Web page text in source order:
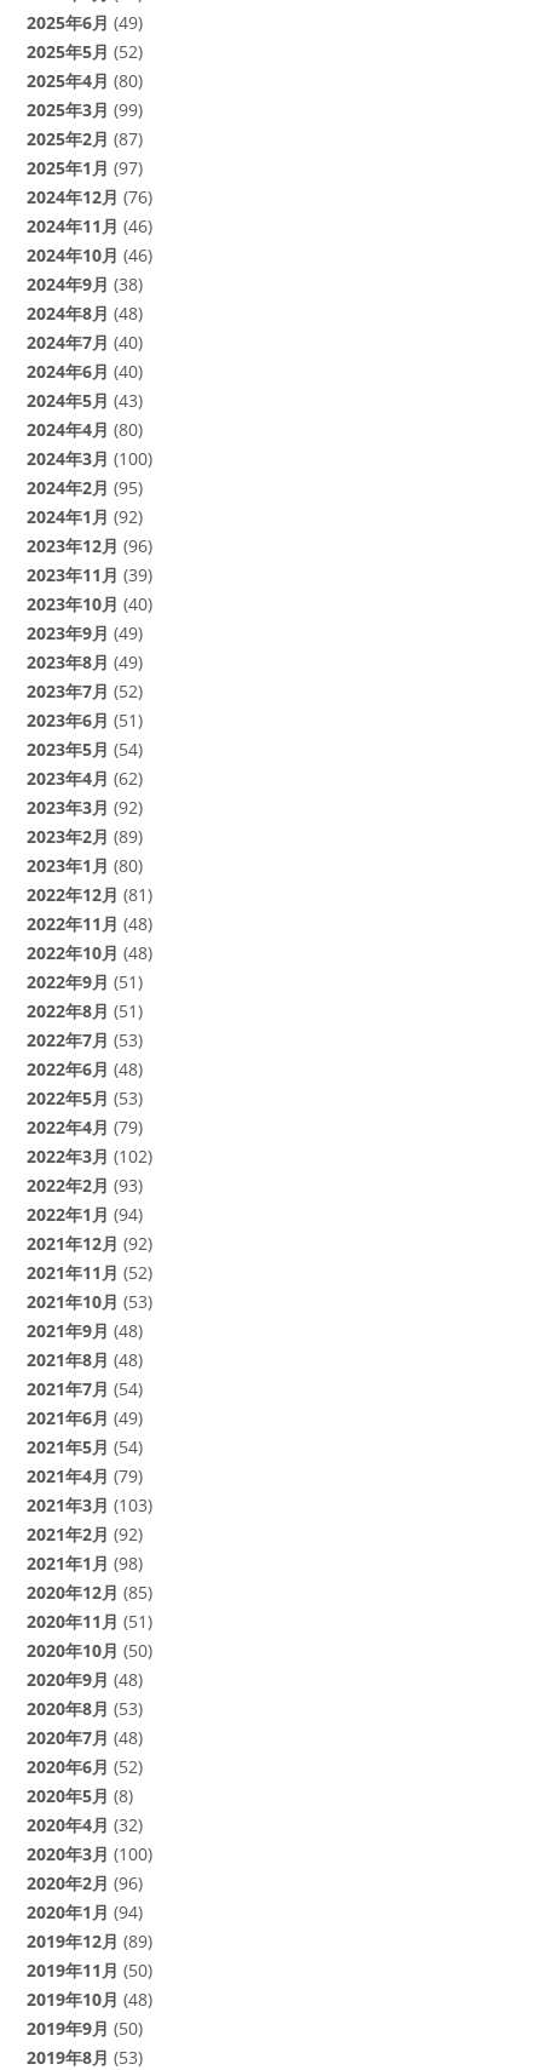
2025年6月 (49)
2025年5月 (52)
2025年4月 (80)
2025年3月 (99)
2025年2月 (87)
2025年1月 (97)
2024年12月 (76)
2024年11月 (46)
2024年10月 (46)
2024年9月 (38)
2024年8月 (48)
2024年7月 (40)
2024年6月 (40)
2024年5月 (43)
2024年4月 (80)
2024年3月 (100)
2024年2月 (95)
2024年1月 (92)
2023年12月 (96)
2023年11月 (39)
2023年10月 (40)
2023年9月 (49)
2023年8月 (49)
2023年7月 (52)
2023年6月 (51)
2023年5月 (54)
2023年4月 (62)
2023年3月 (92)
2023年2月 (89)
2023年1月 (80)
2022年12月 (81)
2022年11月 (48)
2022年10月 (48)
2022年9月 (51)
2022年8月 (51)
2022年7月 (53)
2022年6月 (48)
2022年5月 (53)
2022年4月 (79)
2022年3月 (102)
2022年2月 (93)
2022年1月 (94)
2021年12月 (92)
2021年11月 (52)
2021年10月 (53)
2021年9月 (48)
2021年8月 (48)
2021年7月 (54)
2021年6月 (49)
2021年5月 (54)
2021年4月 (79)
2021年3月 (103)
2021年2月 (92)
2021年1月 (98)
2020年12月 (85)
2020年11月 (51)
2020年10月 (50)
2020年9月 (48)
2020年8月 (53)
2020年7月 (48)
2020年6月 (52)
2020年5月 (8)
2020年4月 (32)
2020年3月 (100)
2020年2月 (96)
2020年1月 (94)
2019年12月 (89)
2019年11月 (50)
2019年10月 (48)
2019年9月 (50)
2019年8月 (53)